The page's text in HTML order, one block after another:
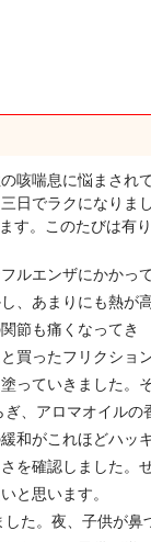
咳喘息に悩まされ
日でラクになりまし
す。このたびは有り
ルエンザにかかっ
、あまりにも熱が
節も痛くなってき
買ったフリクショ
っていきました。
、アロマオイルの
和がこれほどハッ
を確認しました。
と思います。
した。夜、子供が鼻